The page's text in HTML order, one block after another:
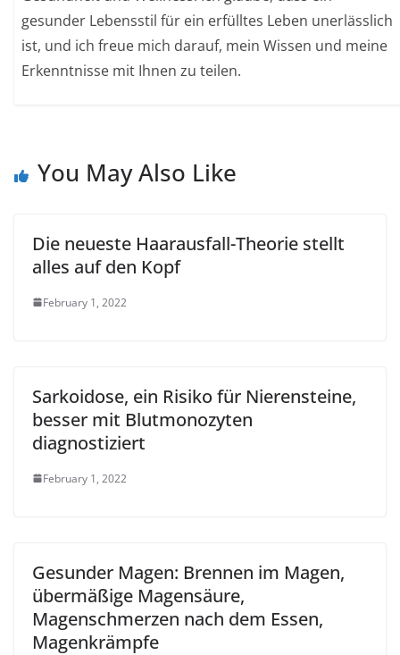
gesunder Lebensstil für ein erfülltes Leben unerlässlich
ist, und ich freue mich darauf, mein Wissen und meine
Erkenntnisse mit Ihnen zu teilen.
You May Also Like
Die neueste Haarausfall-Theorie stellt
alles auf den Kopf
February 1, 2022
Sarkoidose, ein Risiko für Nierensteine,
besser mit Blutmonozyten
diagnostiziert
February 1, 2022
Gesunder Magen: Brennen im Magen,
übermäßige Magensäure,
Magenschmerzen nach dem Essen,
Magenkrämpfe